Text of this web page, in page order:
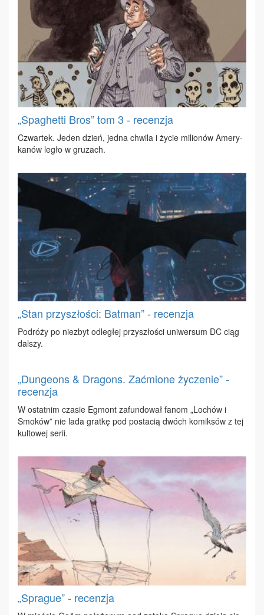
„Spaghetti Bros” tom 3 - recenzja
Czwar­tek. Je­den dzień, jed­na chwi­la i ży­cie mi­lio­nów Ame­ry­
ka­nów le­gło w gru­zach.
„Stan przyszłości: Batman” - recenzja
Po­dró­ży po nie­zbyt od­le­głej przy­szło­ści uni­wer­sum DC ciąg
dal­szy.
„Dungeons & Dragons. Zaćmione życzenie” -
recenzja
W ostat­nim cza­sie Eg­mont za­fun­do­wał fa­nom „Lo­chów i
Smo­ków” nie la­da grat­kę pod po­sta­cią dwóch ko­mik­sów z tej
kul­to­wej se­rii.
„Sprague” - recenzja